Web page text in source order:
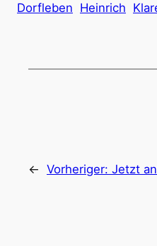
Dorfleben Heinrich
← Vorheriger: Jetzt